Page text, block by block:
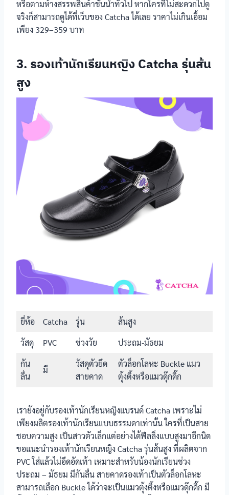
แมรี่เจน
นักเรียนหญิง
รองเท้า
นักเรียนหญิง
Popteen รุ่น
หัวใจเพชร
สีชมพู
Catcha
รองเท้า
นักเรียนหญิง
Catcha รุ่นส้น
สูง
Catcha
นักเรียนหญิง
BATA รุ่น B-
Cuttie
BATA DISNEY
รองเท้า
นักเรียนหญิง
JF4398
productnation
รองเท้า
นักเรียนหญิง
Gerry Gang
Gerry Gang
รองเท้า
นักเรียนหญิง
Chappy
หรือตามห้างสรรพสินค้าชั้นนำทั่วไป หากใครที่ไม่สะดวกไปดู
จริงก็สามารถดูได้ที่เว็บของ Catcha ได้เลย ราคาไม่เกินเอื้อม
เพียง 329–359 บาท
3. รองเท้านักเรียนหญิง Catcha รุ่นส้น
สูง
ยี่ห้อ Catcha รุ่น
ส้นสูง
วัสดุ
PVC ช่วงวัย
ประถม-มัธยม
กัน
ลื่น
มี
วัสดุตัวยึด
สายคาด
ตัวล็อกโลหะ Buckle แมว
ตุ้งติ้งหรือแมวดุ๊กดิ๊ก
เรายังอยู่กับรองเท้านักเรียนหญิงแบรนด์ Catcha เพราะไม่
เพียงผลิตรองเท้านักเรียนแบบธรรมดาเท่านั้น ใครที่เป็นสาย
ชอบความสูง เป็นสาวตัวเล็กแต่อย่างได้ฟีลลิ่งแบบสูงมาอีกนิด
ขอแนะนำรองเท้านักเรียนหญิง Catcha รุ่นส้นสูง ที่ผลิตจาก
PVC ใส่แล้วไม่อึดอัดเท้า เหมาะสำหรับน้องนักเรียนช่วง
ประถม – มัธยม มีกันลื่น สายคาดรองเท้าเป็นตัวล็อกโลหะ
สามารถเลือก Buckle ได้ว่าจะเป็นแมวตุ้งติ้งหรือแมวดุ๊กดิ๊ก มี